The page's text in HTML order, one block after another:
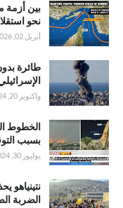
بين أزمة
نحو
أبريل 02, 2026
طائرة
واكتوبر 20, 2024
الخطوط
بسبب
يوليوز 30, 2024
نتينياهو
الضربة